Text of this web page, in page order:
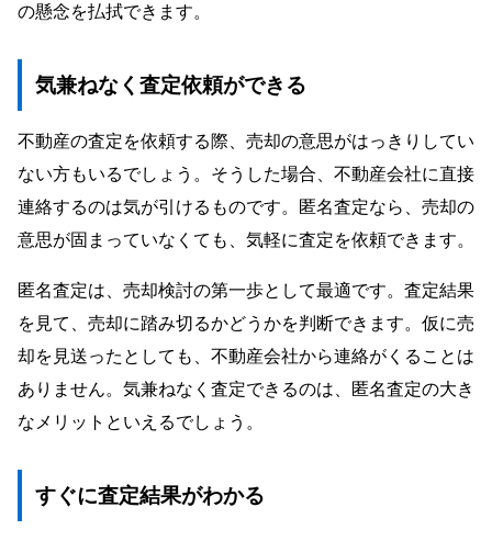
の懸念を払拭できます。
気兼ねなく査定依頼ができる
不動産の査定を依頼する際、売却の意思がはっきりしてい
ない方もいるでしょう。そうした場合、不動産会社に直接
連絡するのは気が引けるものです。匿名査定なら、売却の
意思が固まっていなくても、気軽に査定を依頼できます。
匿名査定は、売却検討の第一歩として最適です。査定結果
を見て、売却に踏み切るかどうかを判断できます。仮に売
却を見送ったとしても、不動産会社から連絡がくることは
ありません。気兼ねなく査定できるのは、匿名査定の大き
なメリットといえるでしょう。
すぐに査定結果がわかる